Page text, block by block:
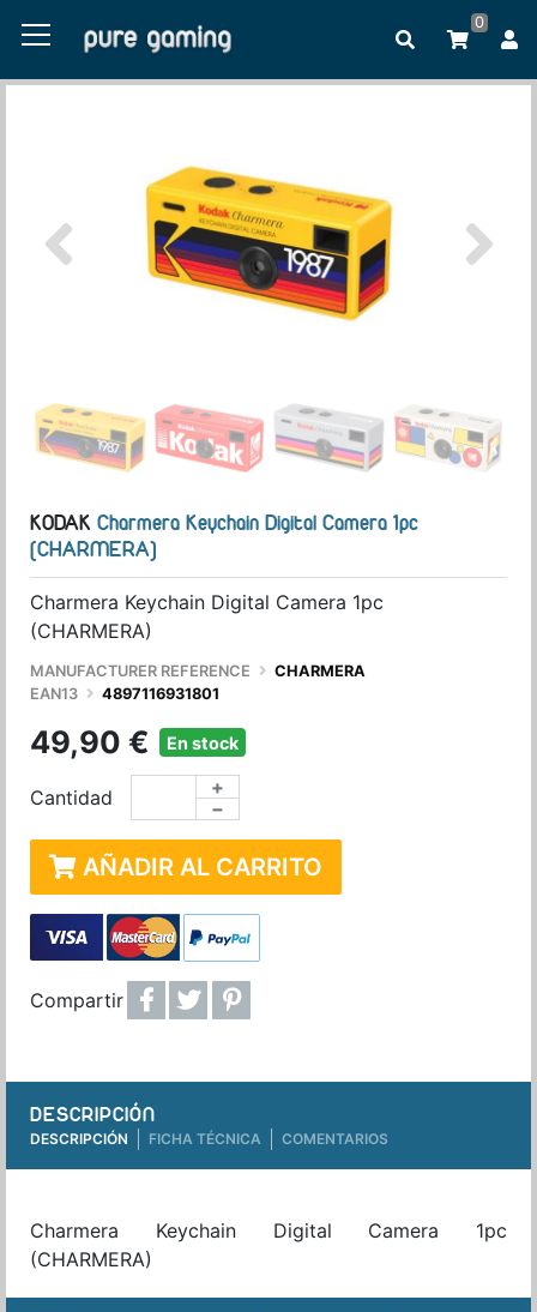
0
KODAK Charmera Keychain Digital Camera 1pc
(CHARMERA)
Charmera Keychain Digital Camera 1pc
(CHARMERA)
MANUFACTURER REFERENCE
CHARMERA
EAN13
4897116931801
49,90 € En stock
Cantidad −
+
AÑADIR AL CARRITO
Compartir
DESCRIPCIÓN
DESCRIPCIÓN FICHA TÉCNICA COMENTARIOS
Charmera Keychain Digital Camera 1pc
(CHARMERA)